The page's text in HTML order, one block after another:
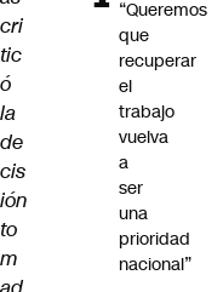
cri
tic
ó
la
de
cis
ión
to
m
“Queremos
que
recuperar
el
trabajo
vuelva
a
ser
una
prioridad
nacional”